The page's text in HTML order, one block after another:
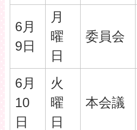
6月
9日
月
曜
日
委員会
6月
10
日
火
曜
日
本会議